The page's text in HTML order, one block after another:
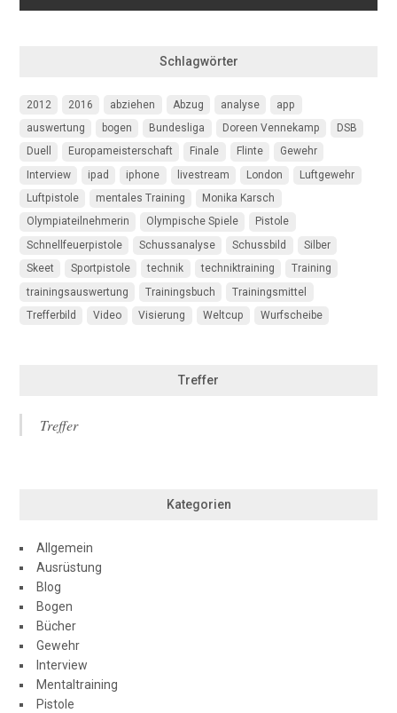
Schlagwörter
2012 2016 abziehen Abzug analyse
app
auswertung
bogen Bundesliga Doreen Vennekamp
DSB
Duell
Europameisterschaft Finale Flinte
Gewehr
Interview
ipad iphone livestream London
Luftgewehr
Luftpistole
mentales Training
Monika Karsch
Olympiateilnehmerin
Olympische Spiele
Pistole
Schnellfeuerpistole
Schussanalyse Schussbild
Silber
Skeet
Sportpistole technik techniktraining
Training
trainingsauswertung
Trainingsbuch
Trainingsmittel
Trefferbild
Video Visierung Weltcup Wurfscheibe
Treffer
Treffer
Kategorien
Allgemein
Ausrüstung
Blog
Bogen
Bücher
Gewehr
Interview
Mentaltraining
Pistole